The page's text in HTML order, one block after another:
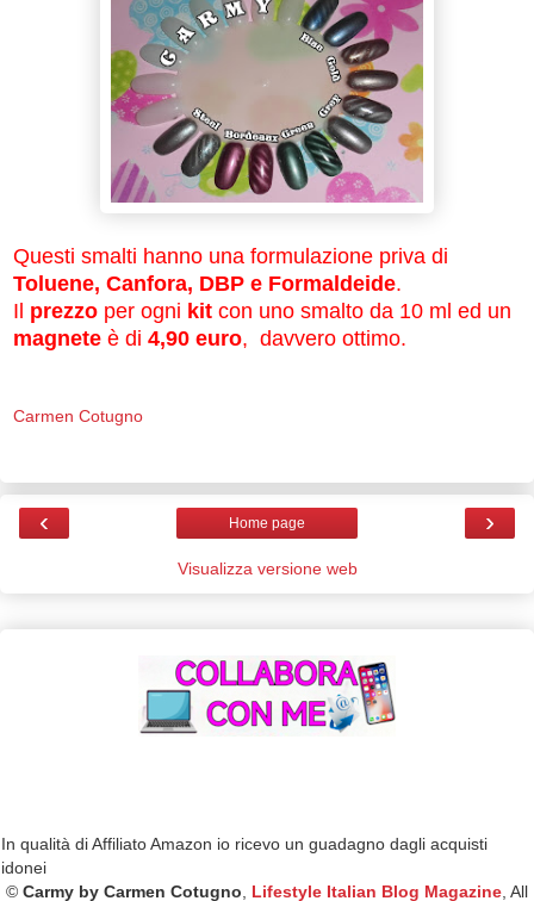
Questi smalti hanno una formulazione priva di
Toluene, Canfora, DBP e Formaldeide.
Il prezzo per ogni kit con uno smalto da 10 ml ed un
magnete è di 4,90 euro, davvero ottimo.
Carmen Cotugno
‹ ›
Home page
Visualizza versione web
In qualità di Affiliato Amazon io ricevo un guadagno dagli acquisti
idonei
© Carmy by Carmen Cotugno Lifestyle Italian Blog Magazine , All